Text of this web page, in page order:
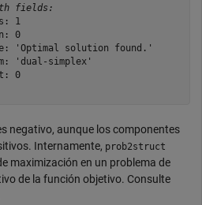
fields:
1
0
'Optimal solution found.'
'dual-simplex'
0
negativo, aunque los componentes
Internamente, prob2struct
maximización en un problema de
de la función objetivo. Consulte